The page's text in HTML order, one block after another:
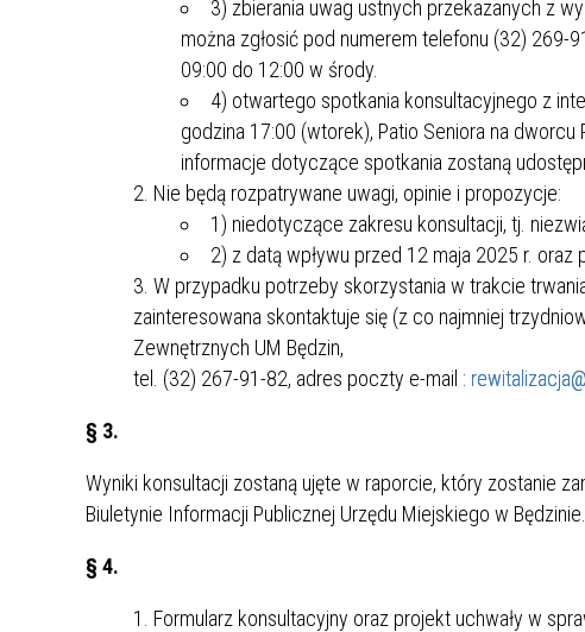
3) zbierania uwag ustnych przekazanych z
można zgłosić pod numerem telefonu (32) 269-
09:00 do 12:00 w środy.
4) otwartego spotkania konsultacyjnego z
godzina 17:00 (wtorek), Patio Seniora na
informacje dotyczące spotkania zostaną
Nie będą rozpatrywane uwagi, opinie i propozycje:
1) niedotyczące zakresu konsultacji, tj.
2) z datą wpływu przed 12 maja 2025 r. oraz
W przypadku potrzeby skorzystania w trakcie
zainteresowana skontaktuje się (z co najmniej
Zewnętrznych UM Będzin,
tel. (32) 267-91-82, adres poczty e-mail :
§ 3.
Wyniki konsultacji zostaną ujęte w raporcie, który zostanie
Biuletynie Informacji Publicznej Urzędu Miejskiego w Będzinie.
§ 4.
Formularz konsultacyjny oraz projekt uchwały w